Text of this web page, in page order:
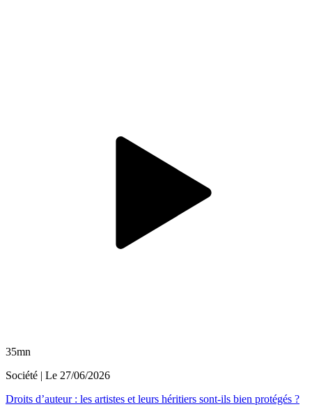
35mn
Société | Le 27/06/2026
Droits d’auteur : les artistes et leurs héritiers sont-ils bien protégés ?